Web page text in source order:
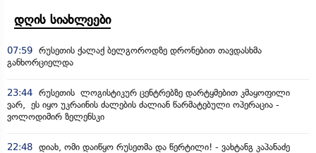
დღის სიახლეები
07:59 რუსეთის ქალაქ ბელგოროდზე დრონებით თავდასხმა
განხორციელდა
23:44 რუსეთის ლოგისტიკურ ცენტრებზე დარტყმებით კმაყოფილი
ვარ, ეს იყო უკრაინის ძალების ძალიან წარმატებული ოპერაცია -
ვოლოდიმირ ზელენსკი
22:48 დიახ, ომი დაიწყო რუსეთმა და წერტილი! - ვახტანგ კაპანაძე